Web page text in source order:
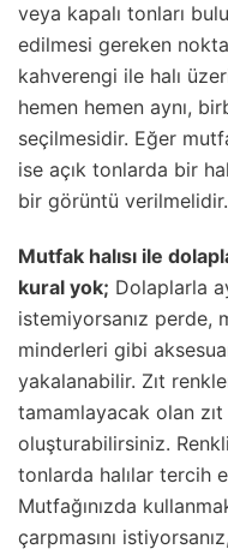
veya kapalı tonları
edilmesi gereken
kahverengi ile halı
hemen hemen aynı,
seçilmesidir. Eğer
ise açık tonlarda bir
bir görüntü verilmelidir.
Mutfak halısı ile
kural yok; Dolaplarla
istemiyorsanız perde,
minderleri gibi
yakalanabilir. Zıt
tamamlayacak olan
oluşturabilirsiniz.
tonlarda halılar tercih
Mutfağınızda
çarpmasını